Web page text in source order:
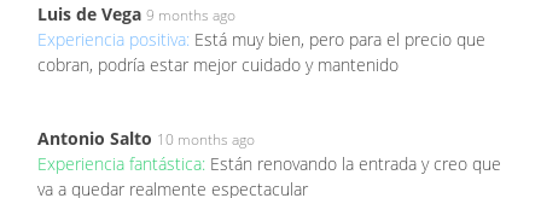
Luis de Vega 9 months ago
Experiencia positiva: Está muy bien, pero para el precio que
cobran, podría estar mejor cuidado y mantenido
Antonio Salto 10 months ago
Experiencia fantástica: Están renovando la entrada y creo que
va a quedar realmente espectacular